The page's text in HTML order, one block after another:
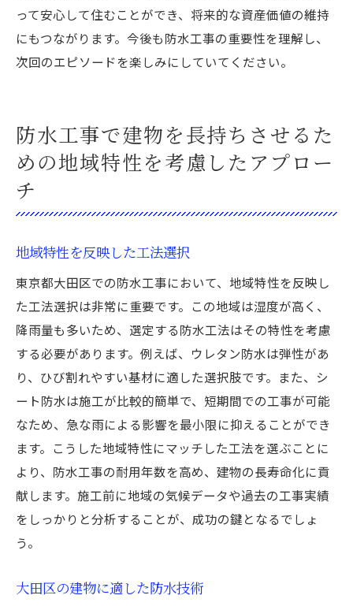
って安心して住むことができ、将来的な資産価値の維持
にもつながります。今後も防水工事の重要性を理解し、
次回のエピソードを楽しみにしていてください。
防水工事で建物を長持ちさせるた
めの地域特性を考慮したアプロー
チ
地域特性を反映した工法選択
東京都大田区での防水工事において、地域特性を反映し
た工法選択は非常に重要です。この地域は湿度が高く、
降雨量も多いため、選定する防水工法はその特性を考慮
する必要があります。例えば、ウレタン防水は弾性があ
り、ひび割れやすい基材に適した選択肢です。また、シ
ート防水は施工が比較的簡単で、短期間での工事が可能
なため、急な雨による影響を最小限に抑えることができ
ます。こうした地域特性にマッチした工法を選ぶことに
より、防水工事の耐用年数を高め、建物の長寿命化に貢
献します。施工前に地域の気候データや過去の工事実績
をしっかりと分析することが、成功の鍵となるでしょ
う。
大田区の建物に適した防水技術